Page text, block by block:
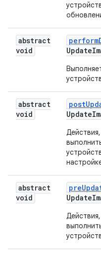
abstract
void
perform
Update
abstract
void
post
Update
abstract
void
pre
Update